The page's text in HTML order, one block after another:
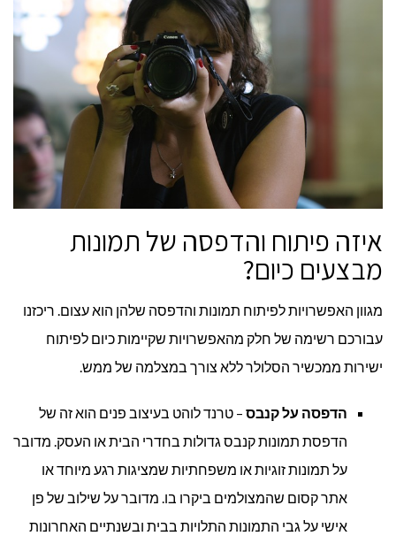
איזה פיתוח והדפסה של תמונות
מבצעים כיום?
מגוון האפשרויות לפיתוח תמונות והדפסה שלהן הוא עצום. ריכזנו
עבורכם רשימה של חלק מהאפשרויות שקיימות כיום לפיתוח
ישירות ממכשיר הסלולר ללא צורך במצלמה של ממש.
הדפסה על קנבס – טרנד לוהט בעיצוב פנים הוא זה של
הדפסת תמונות קנבס גדולות בחדרי הבית או העסק. מדובר
על תמונות זוגיות או משפחתיות שמציגות רגע מיוחד או
אתר קסום שהמצולמים ביקרו בו. מדובר על שילוב של פן
אישי על גבי התמונות התלויות בבית ובשנתיים האחרונות